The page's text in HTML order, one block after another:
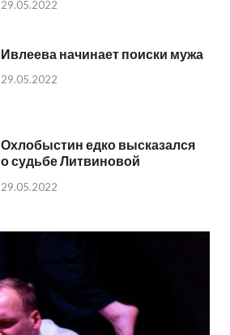
29.05.2022
Ивлеева начинает поиски мужа
29.05.2022
Охлобыстин едко высказался
о судьбе Литвиновой
29.05.2022